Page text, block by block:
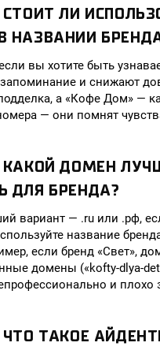
СТОИТ ЛИ
НАЗВАНИИ
вы хотите быть
и снижают
а «Кофе Дом» —
— они помнят
КАКОЙ ДОМЕН
ДЛЯ БРЕНДА?
вариант — .ru или .рф,
название
если бренд «Свет»,
домены («kofty-dlya-
и плохо
ЧТО ТАКОЕ